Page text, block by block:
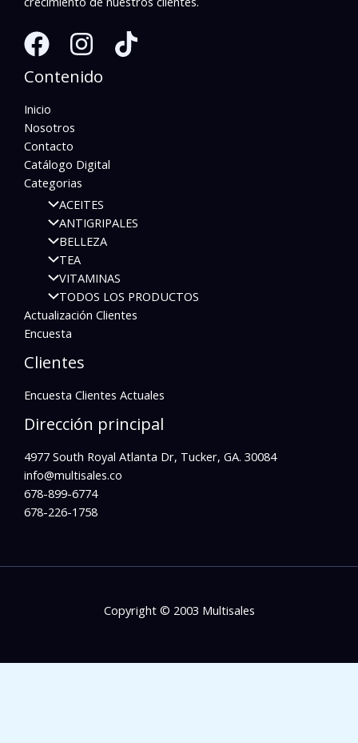
Contenido
Inicio
Nosotros
Contacto
Catálogo Digital
Categorias
ACEITES
ANTIGRIPALES
BELLEZA
TEA
VITAMINAS
TODOS LOS PRODUCTOS
Actualización Clientes
Encuesta
Clientes
Encuesta Clientes Actuales
Dirección principal
4977 South Royal Atlanta Dr, Tucker, GA. 30084
info@multisales.co​
678-899-6774
678-226-1758
Copyright © 2003 Multisales